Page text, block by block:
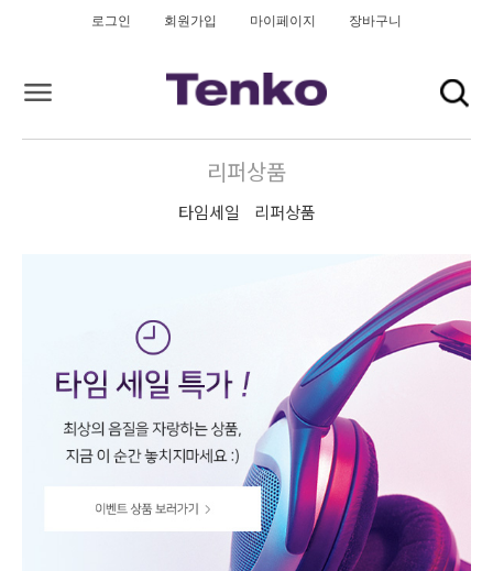
로그인 회원가입 마이페이지 장바구니
리퍼상품
타임세일 리퍼상품